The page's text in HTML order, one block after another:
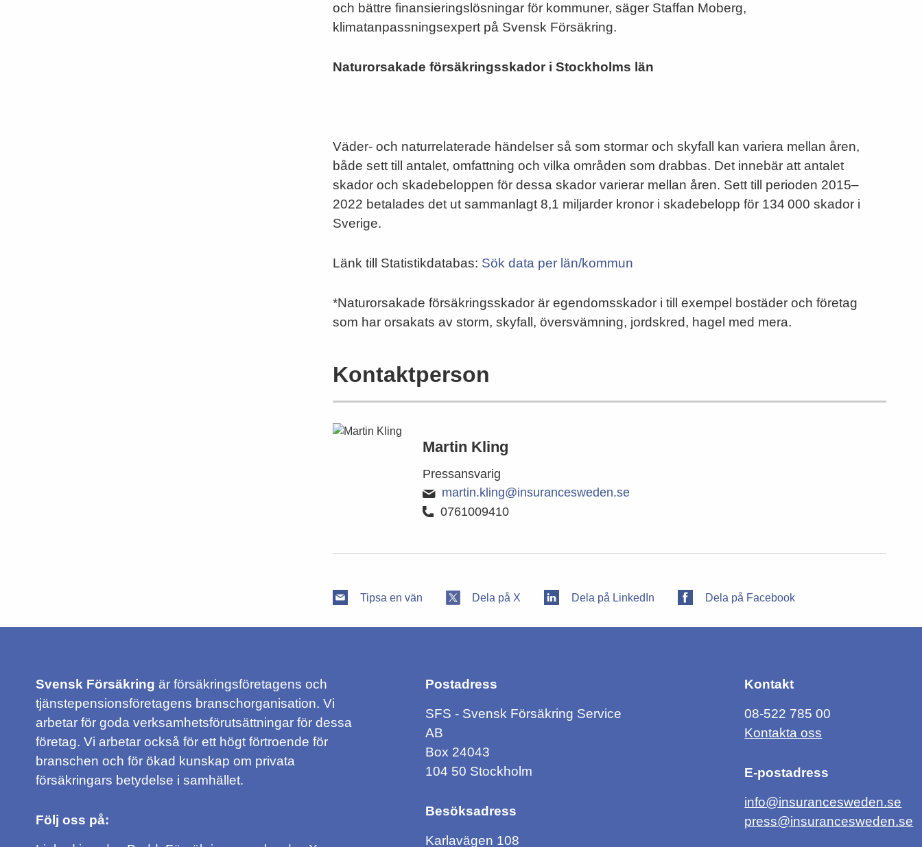
och bättre finansieringslösningar för kommuner, säger Staffan Moberg,
klimatanpassningsexpert på Svensk Försäkring.
Naturorsakade försäkringsskador i Stockholms län
Väder- och naturrelaterade händelser så som stormar och skyfall kan variera mellan åren,
både sett till antalet, omfattning och vilka områden som drabbas. Det innebär att antalet
skador och skadebeloppen för dessa skador varierar mellan åren. Sett till perioden 2015–
2022 betalades det ut sammanlagt 8,1 miljarder kronor i skadebelopp för 134 000 skador i
Sverige.
Länk till Statistikdatabas: Sök data per län/kommun
*Naturorsakade försäkringsskador är egendomsskador i till exempel bostäder och företag
som har orsakats av storm, skyfall, översvämning, jordskred, hagel med mera.
Kontaktperson
Martin Kling
Pressansvarig
martin.kling@insurancesweden.se
0761009410
Tipsa en vän Dela på X Dela på LinkedIn Dela på Facebook
Svensk Försäkring är försäkringsföretagens och
tjänstepensionsföretagens branschorganisation. Vi
arbetar för goda verksamhetsförutsättningar för dessa
företag. Vi arbetar också för ett högt förtroende för
branschen och för ökad kunskap om privata
försäkringars betydelse i samhället.
Följ oss på:
Postadress
SFS - Svensk Försäkring Service
AB
Box 24043
104 50 Stockholm
Besöksadress
Karlavägen 108
Kontakt
08-522 785 00
Kontakta oss
E-postadress
info@insurancesweden.se
press@insurancesweden.se